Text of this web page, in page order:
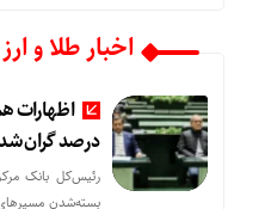
اخبار طلا و ارز
درصد گران
رئیس‌کل بانک